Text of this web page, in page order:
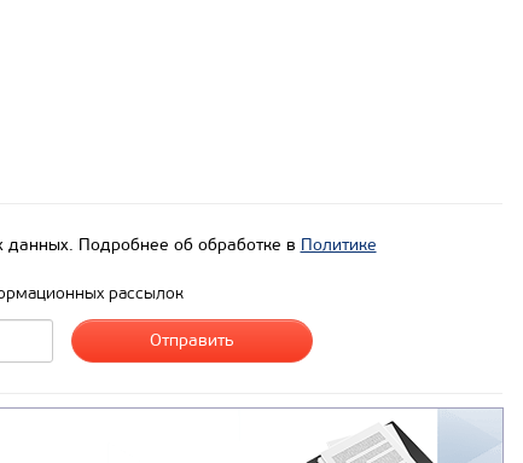
данных. Подробнее об обработке в Политике
рассылок